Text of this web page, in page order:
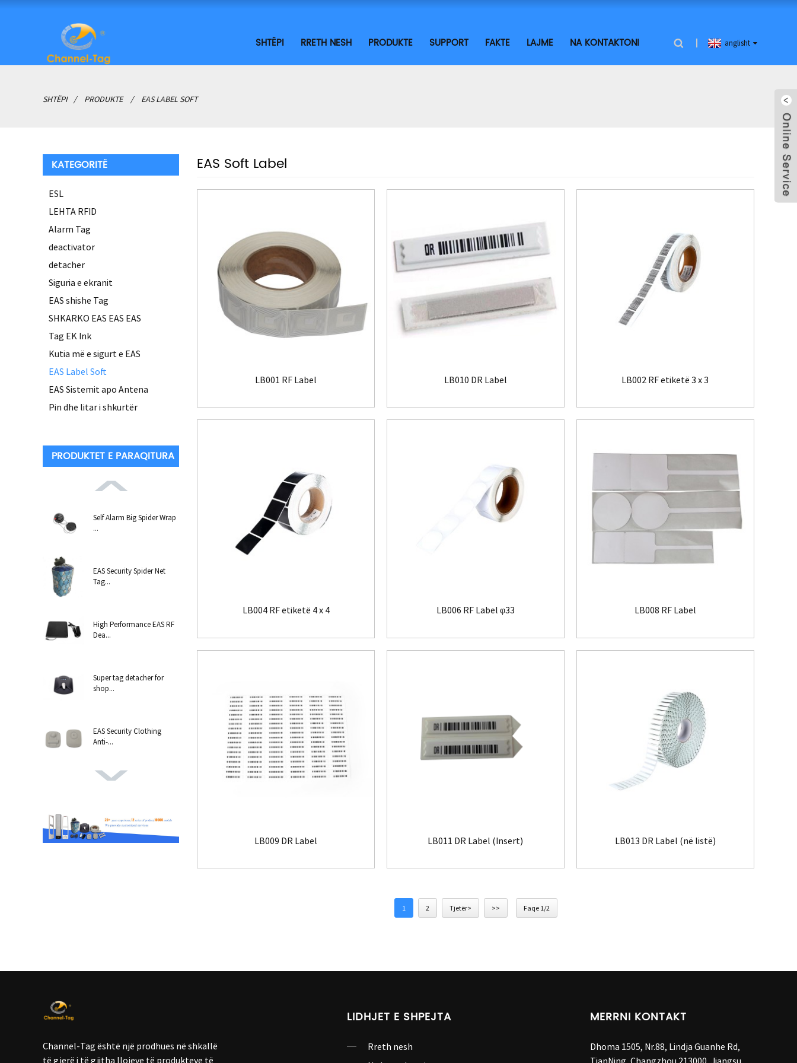
SHTËPI RRETH NESH PRODUKTE SUPPORT FAKTE LAJME NA KONTAKTONI anglisht
SHTËPI PRODUKTE EAS LABEL SOFT
KATEGORITË
ESL
LEHTA RFID
Alarm Tag
deactivator
detacher
Siguria e ekranit
EAS shishe Tag
SHKARKO EAS EAS EAS
Tag EK Ink
Kutia më e sigurt e EAS
EAS Label Soft
EAS Sistemit apo Antena
Pin dhe litar i shkurtër
PRODUKTET E PARAQITURA
Self Alarm Big Spider Wrap
...
EAS Security Spider Net
Tag...
High Performance EAS RF
Dea...
Super tag detacher for
shop...
EAS Security Clothing
Anti-...
EAS Soft Label
LB001 RF Label LB010 DR Label LB002 RF etiketë 3 x 3
LB004 RF etiketë 4 x 4 LB006 RF Label φ33 LB008 RF Label
LB009 DR Label LB011 DR Label (Insert) LB013 DR Label (në listë)
1 2 Tjetër> >> Faqe 1/2
Channel-Tag është një prodhues në shkallë
të gjerë i të gjitha llojeve të produkteve të
LIDHJET E SHPEJTA
Rreth nesh
MERRNI KONTAKT
Dhoma 1505, Nr.88, Lindja Guanhe Rd,